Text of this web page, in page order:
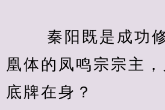
秦阳既是成功修
凰体的凤鸣宗宗主
底牌在身？